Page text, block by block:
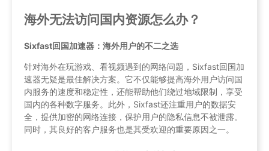
海外无法访问国内资源怎么办？
Sixfast回国加速器：海外用户的不二之选
针对海外在玩游戏、看视频遇到的网络问题，Sixfast回国加
速器无疑是最佳解决方案。它不仅能够提高海外用户访问国
内服务的速度和稳定性，还能帮助他们绕过地域限制，享受
国内的各种数字服务。此外，Sixfast还注重用户的数据安
全，提供加密的网络连接，保护用户的隐私信息不被泄露。
同时，其良好的客户服务也是其受欢迎的重要原因之一。